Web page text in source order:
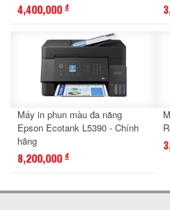
4,400,000 đ
Máy in phun màu đa năng
Epson Ecotank L5390 - Chính
hãng
8,200,000 đ